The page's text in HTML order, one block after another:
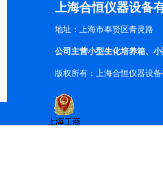
上海合恒仪器设备
地址：上海市奉贤区青灵路
公司主营小型生化培养箱、
版权所有：上海合恒仪器设